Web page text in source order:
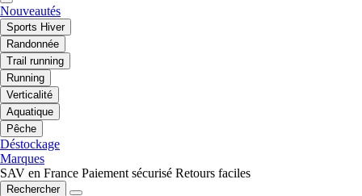
Nouveautés
Sports Hiver
Randonnée
Trail running
Running
Verticalité
Aquatique
Pêche
Déstockage
Marques
SAV en France Paiement sécurisé Retours faciles
Rechercher